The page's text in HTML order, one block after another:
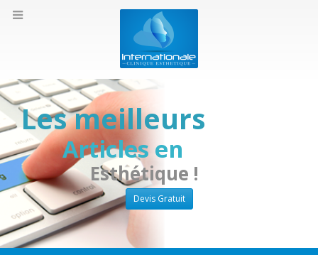
Les meilleurs
Articles en
Esthétique !
Devis Gratuit